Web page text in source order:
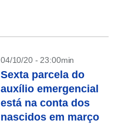
04/10/20 - 23:00min
Sexta parcela do
auxílio emergencial
está na conta dos
nascidos em março